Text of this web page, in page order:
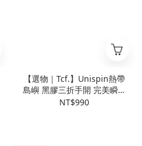
【選物｜Tcf.】Unispin熱帶
島嶼 黑膠三折手開 完美瞬收
傘(共4色可選)
NT$990